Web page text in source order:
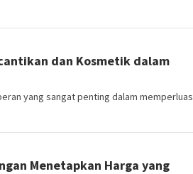
dan Kosmetik dalam
yang sangat penting dalam memperluas
Menetapkan Harga yang